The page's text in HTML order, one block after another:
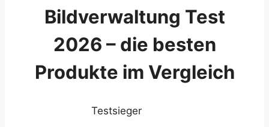
Bildverwaltung Test
2026 – die besten
Produkte im Vergleich
Testsieger